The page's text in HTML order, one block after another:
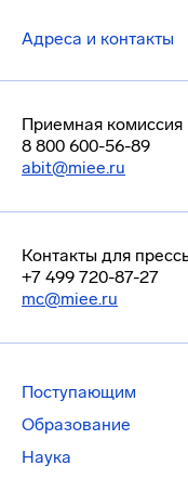
Адреса и контакты
Приемная комиссия
8 800 600-56-89
abit@miee.ru
Контакты для
+7 499 720-87-27
mc@miee.ru
Поступающим
Образование
Наука